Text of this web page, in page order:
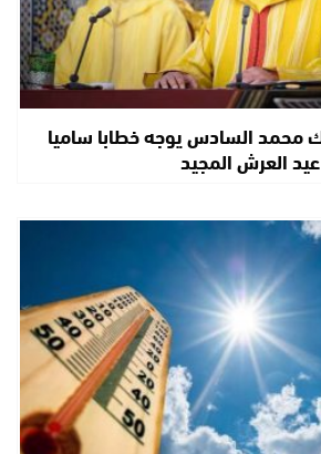
محمد السادس يوجه خطابا ساميا
العرش المجيد